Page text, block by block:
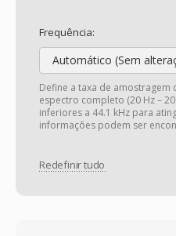
Frequência:
Automático (Sem
Define a taxa de amostragem
espectro completo (20 Hz –
inferiores a 44.1 kHz para
informações podem ser
Redefinir tudo